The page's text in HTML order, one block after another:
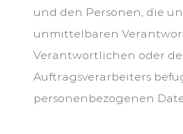
und den Personen, die
unmittelbaren
Verantwortlichen oder
Auftragsverarbeiters
personenbezogenen